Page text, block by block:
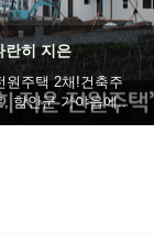
란히 지은
원주택 2채!건축주
함안군 가야읍에..